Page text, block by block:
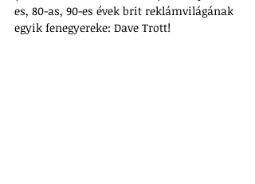
es, 80-as, 90-es évek brit reklámvilágának
egyik fenegyereke: Dave Trott!